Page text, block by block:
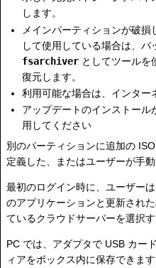
します。
メインパーティションが破
して使用している場合は、バ
fsarchiver としてツールを
復元します。
利用可能な場合は、インター
アップデートのインストー
用してください
別のパーティションに追加の
定義した、またはユーザーが手
最初のログイン時に、ユーザー
のアプリケーションと更新され
ているクラウドサーバーを選択
PC では、アダプタで USB カー
ィアをボックス内に保存できま